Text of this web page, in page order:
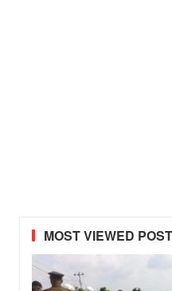
MOST VIEWED